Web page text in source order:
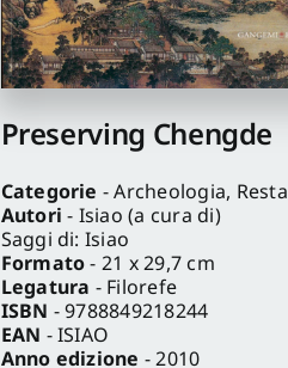
Preserving Chengde
Categorie - Archeologia,
Autori - Isiao (a cura di)
Saggi di: Isiao
Formato- 21 x 29,7 cm
Legatura - Filorefe
ISBN - 9788849218244
EAN - ISIAO
Anno edizione - 2010